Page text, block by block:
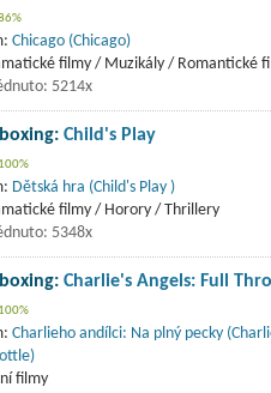
Chicago (Chicago)
filmy / Muzikály / Romantické
5214x
Child's Play
100%
Dětská hra (Child's Play )
filmy / Horory / Thrillery
5348x
Charlie's Angels: Full
100%
Charlieho andílci: Na plný pecky
filmy